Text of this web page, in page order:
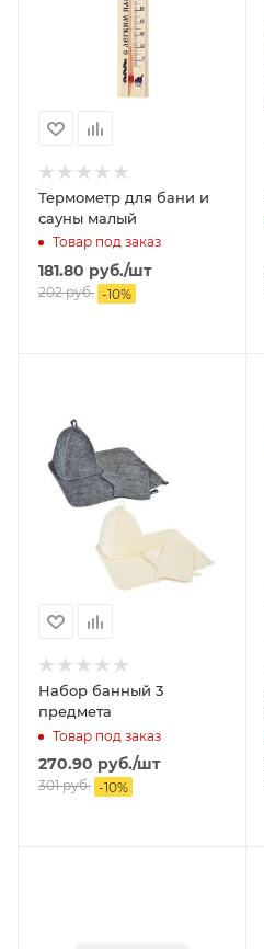
Термометр для бани и
сауны малый
Товар под заказ
181.80 руб./шт
202руб. -10%
Набор банный 3
предмета
Товар под заказ
270.90 руб./шт
301руб. -10%